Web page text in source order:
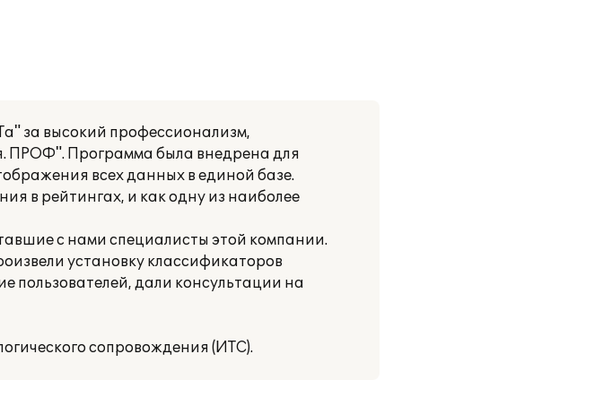
за высокий профессионализм,
ПРОФ". Программа была внедрена для
всех данных в единой базе.
в рейтингах, и как одну из наиболее
с нами специалисты этой компании.
установку классификаторов
пользователей, дали консультации на
сопровождения (ИТС).